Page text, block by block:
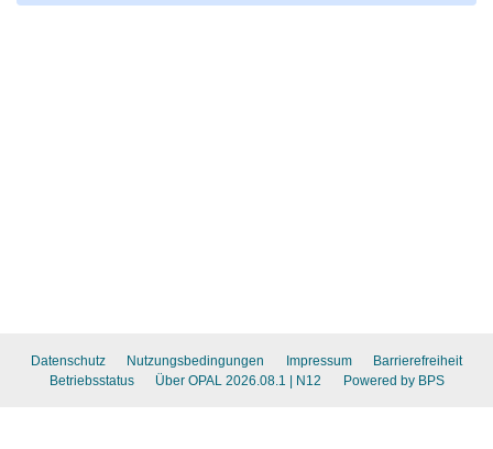
Datenschutz Nutzungsbedingungen Impressum
Barrierefreiheit
Betriebsstatus
Über OPAL 2026.08.1 | N12 Powered by BPS